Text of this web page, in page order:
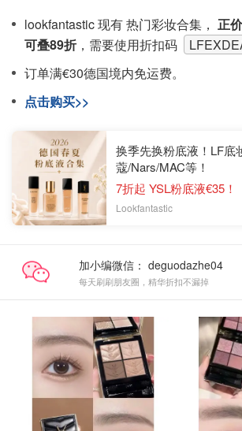
lookfantastic 现有 热门彩妆合集， 正
可叠89折 ，需要使用折扣码
订单满€30德国境内免运费。
点击购买>>
换季先换粉底液！LF底
蔻/Nars/MAC等！
7折起 YSL粉底液€35！
Lookfantastic
加小编微信：
每天刷刷朋友圈，精华折扣不漏掉